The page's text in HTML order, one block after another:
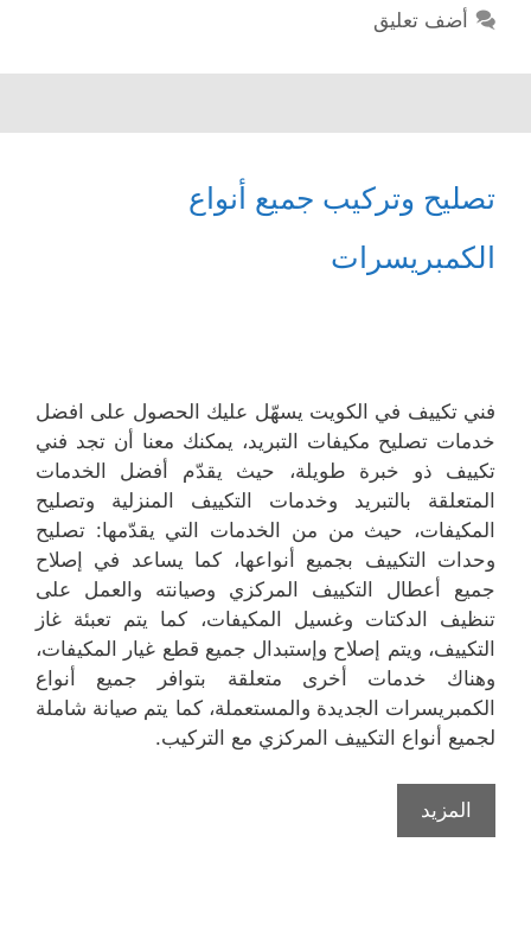
أضف تعليق
تصليح وتركيب جميع أنواع
الكمبريسرات
فني تكييف في الكويت يسهّل عليك الحصول على افضل
خدمات تصليح مكيفات التبريد، يمكنك معنا أن تجد فني
تكييف ذو خبرة طويلة، حيث يقدّم أفضل الخدمات
المتعلقة بالتبريد وخدمات التكييف المنزلية وتصليح
المكيفات، حيث من من الخدمات التي يقدّمها: تصليح
وحدات التكييف بجميع أنواعها، كما يساعد في إصلاح
جميع أعطال التكييف المركزي وصيانته والعمل على
تنظيف الدكتات وغسيل المكيفات، كما يتم تعبئة غاز
التكييف، ويتم إصلاح وإستبدال جميع قطع غيار المكيفات،
وهناك خدمات أخرى متعلقة بتوافر جميع أنواع
الكمبريسرات الجديدة والمستعملة، كما يتم صيانة شاملة
لجميع أنواع التكييف المركزي مع التركيب.
المزيد